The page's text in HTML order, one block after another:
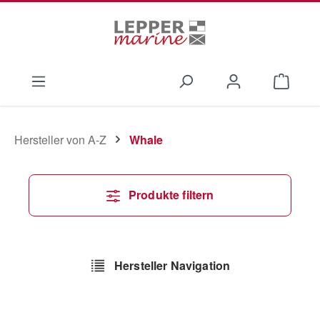
Hersteller von A-Z Whale
Produkte filtern
Hersteller Navigation